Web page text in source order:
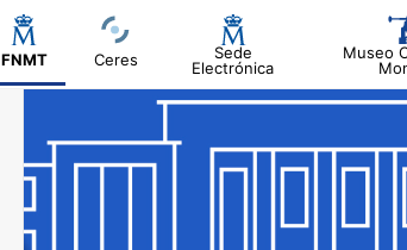
FNMT Ceres
Sede
Electrónica
Museo
Mostrar/Ocultar